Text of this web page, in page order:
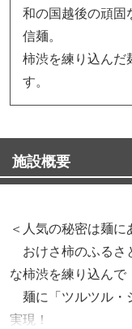
和の国越後の頑固
信麺。
柿渋を練り込んだ
す。
施設概要
＜人気の秘密は麺に
おけさ柿のふるさ
な柿渋を練り込んで
麺に「ツルツル・
実現！